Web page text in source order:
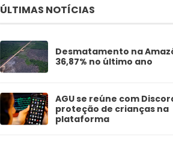
ÚLTIMAS NOTÍCIAS
Desmatamento na
36,87% no último ano
AGU se reúne com
proteção de crianças na
plataforma